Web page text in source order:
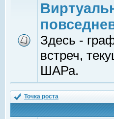
Здесь -
встреч,
ШАРа.
Точка роста